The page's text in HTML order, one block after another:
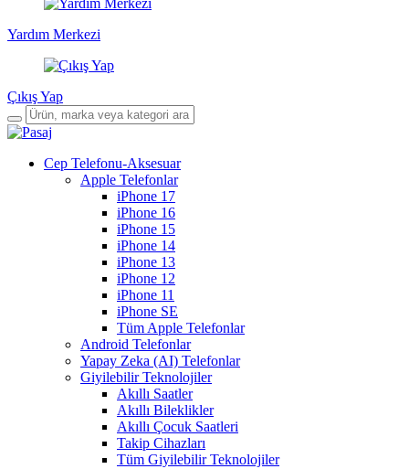
Yardım Merkezi
Çıkış Yap
Cep Telefonu-Aksesuar
Apple Telefonlar
iPhone 17
iPhone 16
iPhone 15
iPhone 14
iPhone 13
iPhone 12
iPhone 11
iPhone SE
Tüm Apple Telefonlar
Android Telefonlar
Yapay Zeka (AI) Telefonlar
Giyilebilir Teknolojiler
Akıllı Saatler
Akıllı Bileklikler
Akıllı Çocuk Saatleri
Takip Cihazları
Tüm Giyilebilir Teknolojiler